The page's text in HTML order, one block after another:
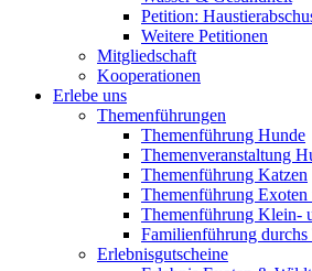
Petition:
Weitere Petitionen
Mitgliedschaft
Kooperationen
Erlebe uns
Themenführungen
Themenführung Hunde
Themenveranstaltung
Themenführung Katzen
Themenführung
Themenführung Klein-
Familienführung durchs
Erlebnisgutscheine